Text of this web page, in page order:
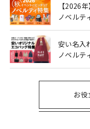
【2026
ノベルテ
安い名入
ノベルテ
お